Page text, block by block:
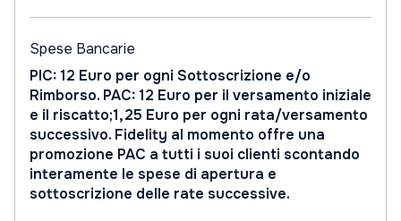
Spese Bancarie
PIC: 12 Euro per ogni Sottoscrizione e/o
Rimborso. PAC: 12 Euro per il versamento iniziale
e il riscatto;1,25 Euro per ogni rata/versamento
successivo. Fidelity al momento offre una
promozione PAC a tutti i suoi clienti scontando
interamente le spese di apertura e
sottoscrizione delle rate successive.